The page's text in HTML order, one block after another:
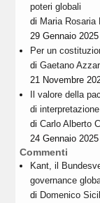
poteri globali
di Maria Rosaria
29 Gennaio 2025
Per un
diGaetano
21 Novembre
Il valore della
di
diCarlo Alberto
24 Gennaio 2025
Commenti
Kant, il
governance
di Domenico